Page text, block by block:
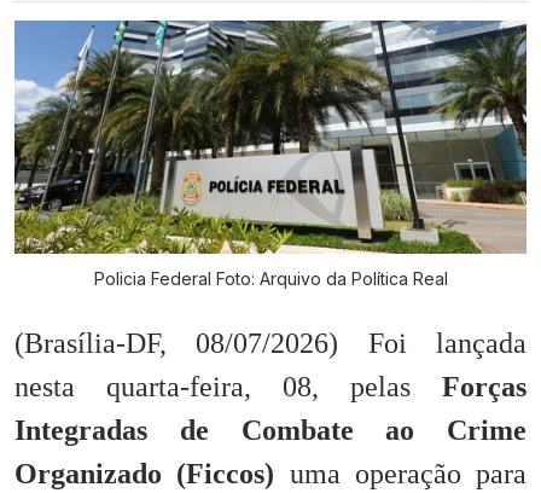
Policia Federal Foto: Arquivo da Política Real
(Brasília-DF, 08/07/2026) Foi lançada
nesta quarta-feira, 08, pelas Forças
Integradas de Combate ao Crime
Organizado (Ficcos) uma operação para